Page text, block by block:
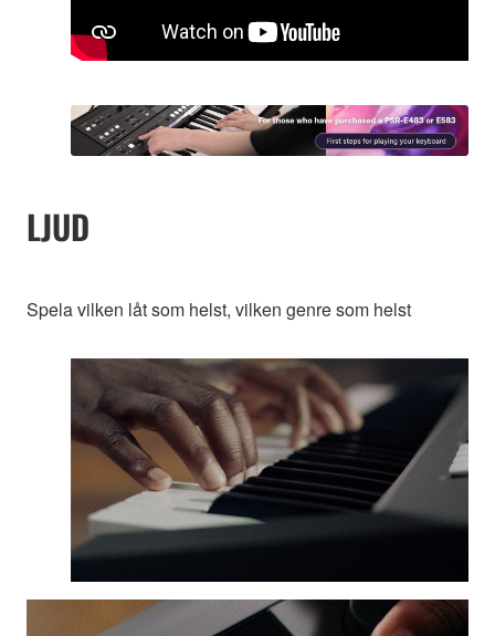
LJUD
Spela vilken låt som helst, vilken genre som helst